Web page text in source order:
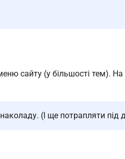
сайту (у більшості тем). На
(І ще потрапляти під